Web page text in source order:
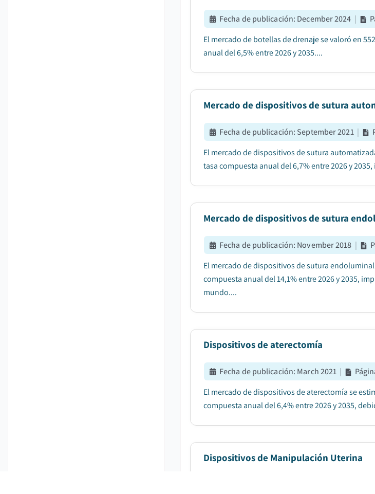
Fecha de publicación: December 2024 |
El mercado de botellas de drenaje se valoró en
anual del 6,5% entre 2026 y 2035....
Mercado de dispositivos de sutura
Fecha de publicación: September 2021 |
El mercado de dispositivos de sutura
tasa compuesta anual del 6,7% entre 2026 y
Mercado de dispositivos de sutura
Fecha de publicación: November 2018 |
El mercado de dispositivos de sutura
compuesta anual del 14,1% entre 2026 y 2035,
mundo....
Dispositivos de aterectomía
Fecha de publicación: March 2021 |
El mercado de dispositivos de aterectomía se
compuesta anual del 6,4% entre 2026 y 2035,
Dispositivos de Manipulación Uterina